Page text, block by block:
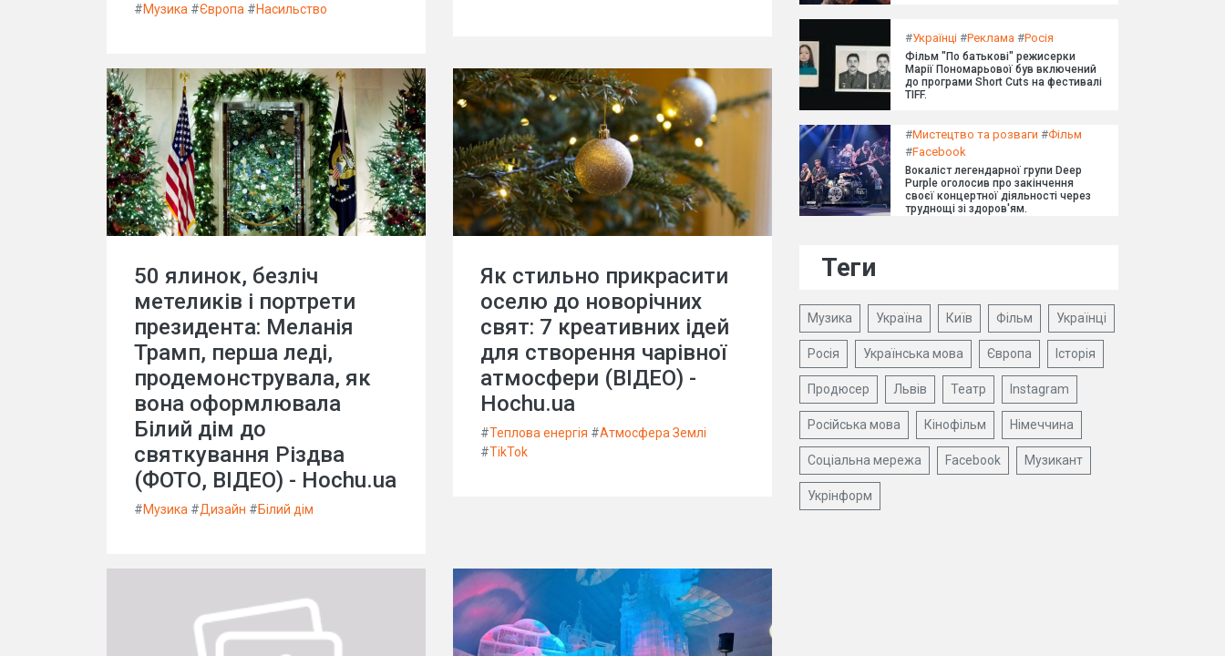
#Музика #Європа #Насильство
50 ялинок, безліч
метеликів і портрети
президента: Меланія
Трамп, перша леді,
продемонструвала, як
вона оформлювала
Білий дім до
святкування Різдва
(ФОТО, ВІДЕО) - Hochu.ua
#Музика #Дизайн #Білий дім
Як стильно прикрасити
оселю до новорічних
свят: 7 креативних ідей
для створення чарівної
атмосфери (ВІДЕО) -
Hochu.ua
#Теплова енергія #Атмосфера Землі
#TikTok
#Українці #Реклама #Росія
Фільм "По батькові" режисерки
Марії Пономарьової був включений
до програми Short Cuts на фестивалі
TIFF.
#Мистецтво та розваги #Фільм
#Facebook
Вокаліст легендарної групи Deep
Purple оголосив про закінчення
своєї концертної діяльності через
труднощі зі здоров'ям.
Теги
Музика Україна Київ Фільм Українці
Росія Українська мова Європа Історія
Продюсер Львів Театр Instagram
Російська мова Кінофільм Німеччина
Соціальна мережа Facebook Музикант
Укрінформ